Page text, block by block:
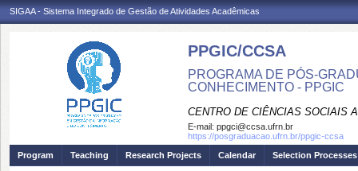
SIGAA - Sistema Integrado de Gestão de Atividades Acadêmicas
PPGIC/CCSA
PROGRAMA DE PÓS-
CONHECIMENTO - PPGIC
CENTRO DE CIÊNCIAS SOCIAIS
E-mail: ppgci@ccsa.ufrn.br
https://posgraduacao.ufrn.br/ppgic-ccsa
Program
Teaching Research Projects Calendar Selection Processes